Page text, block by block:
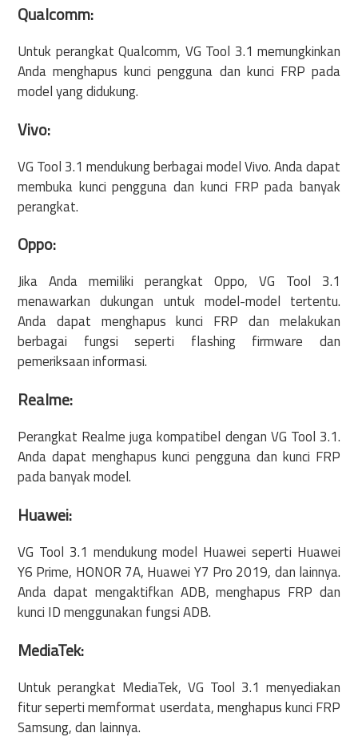
Qualcomm:
Untuk perangkat Qualcomm, VG Tool 3.1 memungkinkan
Anda menghapus kunci pengguna dan kunci FRP pada
model yang didukung.
Vivo:
VG Tool 3.1 mendukung berbagai model Vivo. Anda dapat
membuka kunci pengguna dan kunci FRP pada banyak
perangkat.
Oppo:
Jika Anda memiliki perangkat Oppo, VG Tool 3.1
menawarkan dukungan untuk model-model tertentu.
Anda dapat menghapus kunci FRP dan melakukan
berbagai fungsi seperti flashing firmware dan
pemeriksaan informasi.
Realme:
Perangkat Realme juga kompatibel dengan VG Tool 3.1.
Anda dapat menghapus kunci pengguna dan kunci FRP
pada banyak model.
Huawei:
VG Tool 3.1 mendukung model Huawei seperti Huawei
Y6 Prime, HONOR 7A, Huawei Y7 Pro 2019, dan lainnya.
Anda dapat mengaktifkan ADB, menghapus FRP dan
kunci ID menggunakan fungsi ADB.
MediaTek:
Untuk perangkat MediaTek, VG Tool 3.1 menyediakan
fitur seperti memformat userdata, menghapus kunci FRP
Samsung, dan lainnya.